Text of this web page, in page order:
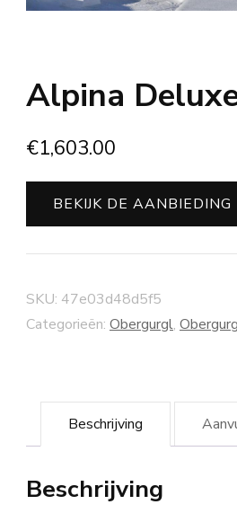
Alpina
€1,603.00
BEKIJK DE AANBIEDING
SKU: 47e03d48d5f5
Categorieën: Obergurgl,
Beschrijving
Beschrijving